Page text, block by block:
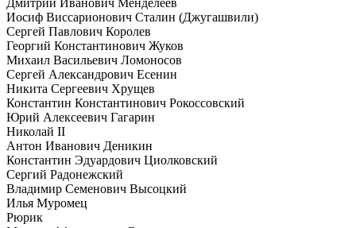
Иосиф Виссарионович Сталин (Джугашвили)
Сергей Павлович Королев
Георгий Константинович Жуков
Михаил Васильевич Ломоносов
Сергей Александрович Есенин
Никита Сергеевич Хрущев
Константин Константинович Рокоссовский
Юрий Алексеевич Гагарин
Николай II
Антон Иванович Деникин
Константин Эдуардович Циолковский
Сергий Радонежский
Владимир Семенович Высоцкий
Илья Муромец
Рюрик